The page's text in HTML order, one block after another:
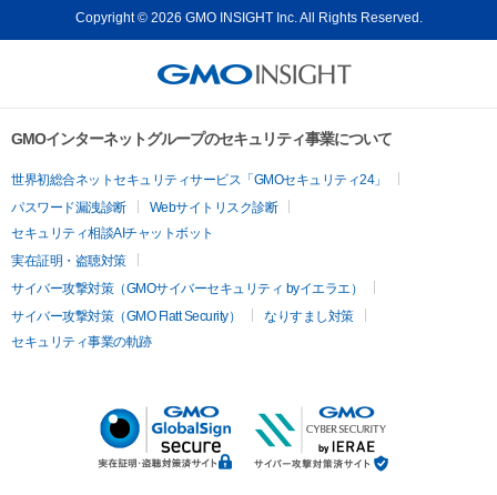
Copyright © 2026 GMO INSIGHT Inc. All Rights Reserved.
GMOインターネットグループのセキュリティ事業について
世界初総合ネットセキュリティサービス「GMOセキュリティ24」
パスワード漏洩診断
Webサイトリスク診断
セキュリティ相談AIチャットボット
実在証明・盗聴対策
サイバー攻撃対策（GMOサイバーセキュリティ byイエラエ）
サイバー攻撃対策（GMO Flatt Security）
なりすまし対策
セキュリティ事業の軌跡